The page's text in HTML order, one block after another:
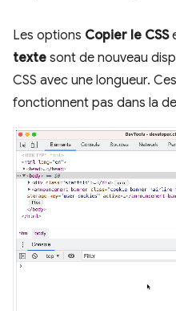
Les options Copier le CSS
texte sont de nouveau
CSS avec une longueur.
fonctionnent pas dans la